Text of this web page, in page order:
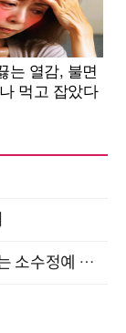
글로벌 트렌드를 읽고, 내 역할을 가늠하는 소수정예 실습 워크숍 (8/28)